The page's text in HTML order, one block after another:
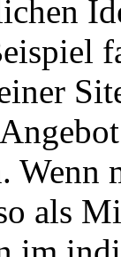
Wenn
als